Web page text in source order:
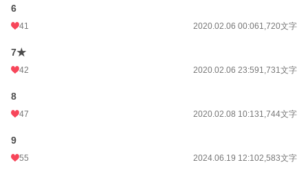
6
41 2020.02.06 00:061,720文字
7★
42 2020.02.06 23:591,731文字
8
47 2020.02.08 10:131,744文字
9
55 2024.06.19 12:102,583文字